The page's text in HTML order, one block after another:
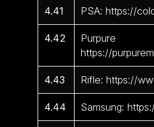
4.41 PSA: https://
4.42
https://
4.43 Rifle: https://
4.44 Samsung: